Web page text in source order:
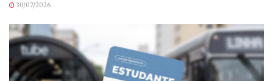
30/07/2026